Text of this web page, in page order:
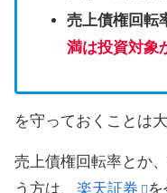
売上債権回転
満は投資対象
を守っておくことは
売上債権回転率とか
う方は、 楽天証券